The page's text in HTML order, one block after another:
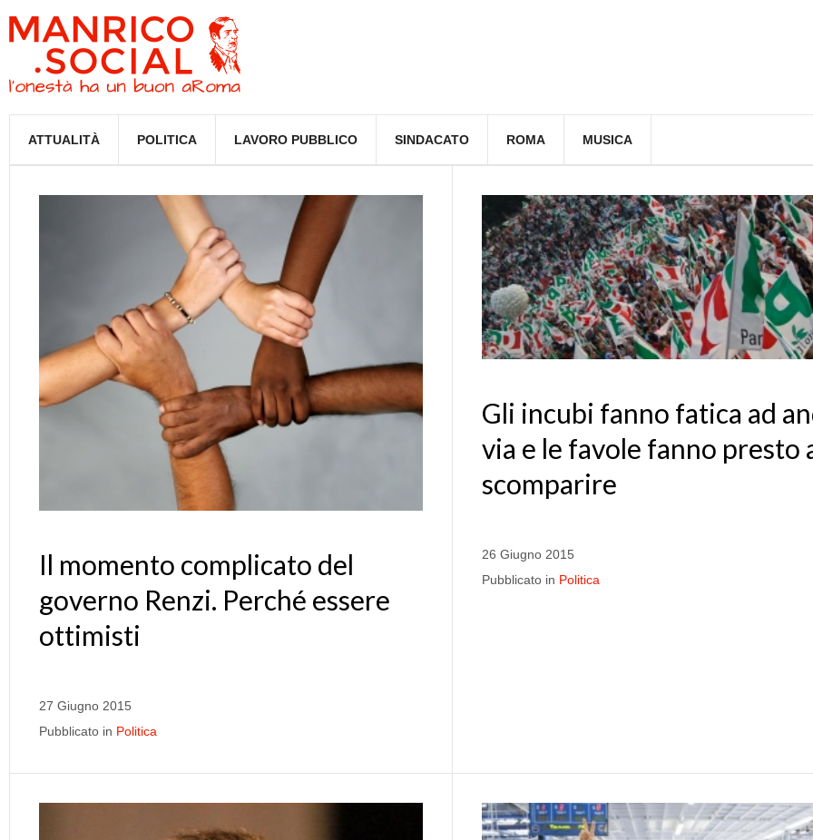
ATTUALITÀ POLITICA LAVORO PUBBLICO SINDACATO ROMA MUSICA
Il momento complicato del
governo Renzi. Perché essere
ottimisti
27 Giugno 2015
Pubblicato in Politica
Gli incubi fanno fatica ad
via e le favole fanno presto
scomparire
26 Giugno 2015
Pubblicato in Politica